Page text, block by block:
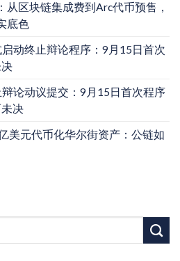
从区块链集成费到Arc代币预售，
底色
动终止辩论程序：9月15日首次
论动议提交：9月15日首次程序
决
美元代币化华尔街资产：公链如